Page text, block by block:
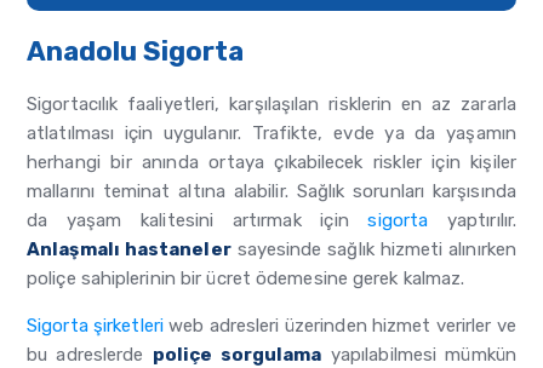
Anadolu Sigorta
Sigortacılık faaliyetleri, karşılaşılan risklerin en az zararla
atlatılması için uygulanır. Trafikte, evde ya da yaşamın
herhangi bir anında ortaya çıkabilecek riskler için kişiler
mallarını teminat altına alabilir. Sağlık sorunları karşısında
da yaşam kalitesini artırmak içinsigorta yaptırılır.
Anlaşmalı hastanelersayesinde sağlık hizmeti alınırken
poliçe sahiplerinin bir ücret ödemesine gerek kalmaz.
Sigorta şirketleriweb adresleri üzerinden hizmet verirler ve
bu adreslerde poliçe sorgulama yapılabilmesi mümkün